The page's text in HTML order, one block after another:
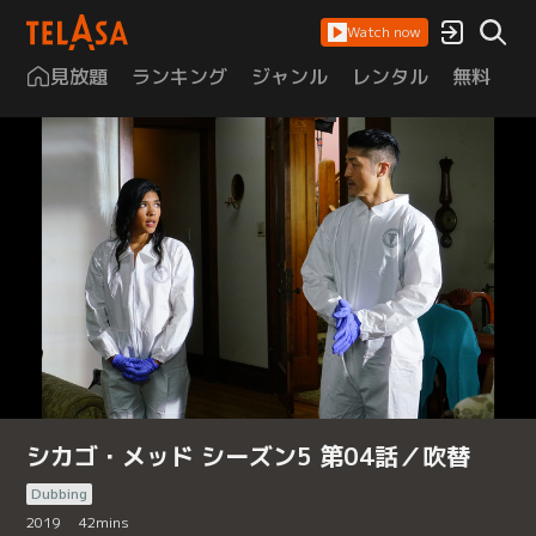
Watch now
見放題 ランキング ジャンル レンタル 無料
シカゴ・メッド シーズン5 第04話／吹替
Dubbing
2019
42mins